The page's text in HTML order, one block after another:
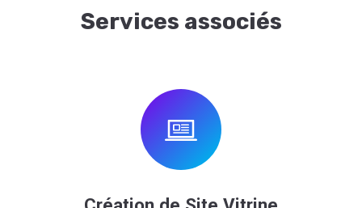
Services associés